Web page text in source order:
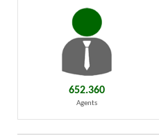
652.360
Agents